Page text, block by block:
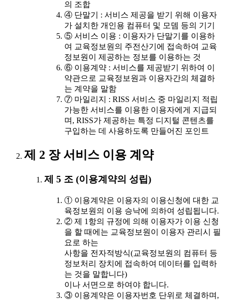
의 조합
④ 단말기 : 서비스 제공을 받기 위해 이용자
가 설치한 개인용 컴퓨터 및 모뎀 등의 기기
⑤ 서비스 이용 : 이용자가 단말기를 이용하
여 교육정보원의 주전산기에 접속하여 교육
정보원이 제공하는 정보를 이용하는 것
⑥ 이용계약 : 서비스를 제공받기 위하여 이
약관으로 교육정보원과 이용자간의 체결하
는 계약을 말함
⑦ 마일리지 : RISS 서비스 중 마일리지 적립
가능한 서비스를 이용한 이용자에게 지급되
며, RISS가 제공하는 특정 디지털 콘텐츠를
구입하는 데 사용하도록 만들어진 포인트
제 2 장 서비스 이용 계약
제 5 조 (이용계약의 성립)
① 이용계약은 이용자의 이용신청에 대한 교
육정보원의 이용 승낙에 의하여 성립됩니다.
② 제 1항의 규정에 의해 이용자가 이용 신청
을 할 때에는 교육정보원이 이용자 관리시 필
요로 하는
사항을 전자적방식(교육정보원의 컴퓨터 등
정보처리 장치에 접속하여 데이터를 입력하
는 것을 말합니다)
이나 서면으로 하여야 합니다.
③ 이용계약은 이용자번호 단위로 체결하며,